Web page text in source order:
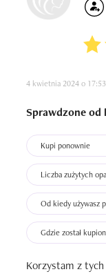
4 kwietnia 2024 o 17:53
Sprawdzone od
Kupi ponownie
Liczba zużytych
Od kiedy używasz
Gdzie został
Korzystam z tych